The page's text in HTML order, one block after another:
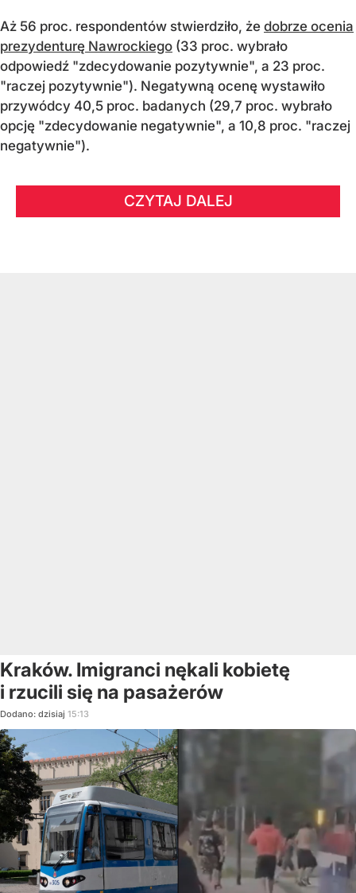
Aż 56 proc. respondentów stwierdziło, że dobrze ocenia
prezydenturę Nawrockiego (33 proc. wybrało
odpowiedź "zdecydowanie pozytywnie", a 23 proc.
"raczej pozytywnie"). Negatywną ocenę wystawiło
przywódcy 40,5 proc. badanych (29,7 proc. wybrało
opcję "zdecydowanie negatywnie", a 10,8 proc. "raczej
negatywnie").
CZYTAJ DALEJ
Kraków. Imigranci nękali kobietę
i rzucili się na pasażerów
Dodano: dzisiaj 15:13